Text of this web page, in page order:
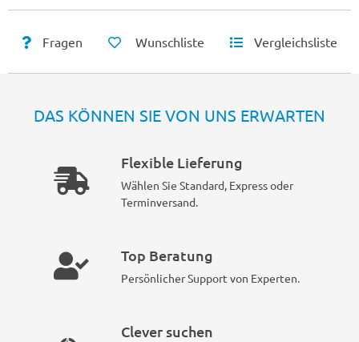
Fragen Wunschliste Vergleichsliste
DAS KÖNNEN SIE VON UNS ERWARTEN
Flexible Lieferung
Wählen Sie Standard, Express oder
Terminversand.
Top Beratung
Persönlicher Support von Experten.
Clever suchen